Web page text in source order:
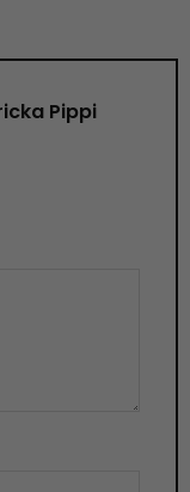
Pippi